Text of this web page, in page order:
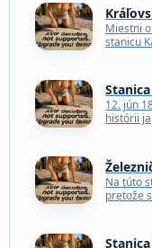
Miestni
stanicu
12. jún
histórii
Na túto
pretože